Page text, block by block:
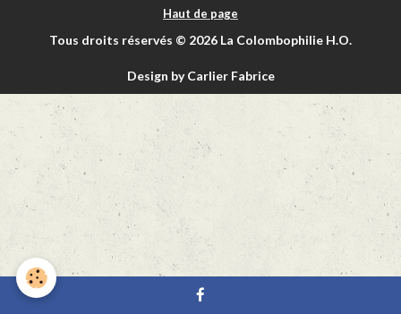
Haut de page
Tous droits réservés © 2026 La Colombophilie H.O.
Design by Carlier Fabrice